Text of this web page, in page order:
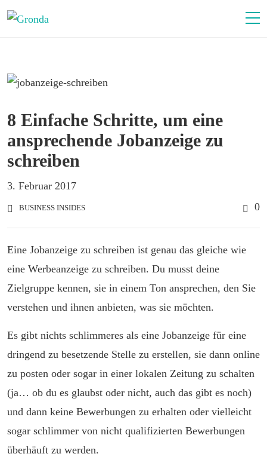
8 Einfache Schritte, um eine
ansprechende Jobanzeige zu
schreiben
3. Februar 2017
BUSINESS INSIDES 0
Eine Jobanzeige zu schreiben ist genau das gleiche wie
eine Werbeanzeige zu schreiben. Du musst deine
Zielgruppe kennen, sie in einem Ton ansprechen, den Sie
verstehen und ihnen anbieten, was sie möchten.
Es gibt nichts schlimmeres als eine Jobanzeige für eine
dringend zu besetzende Stelle zu erstellen, sie dann online
zu posten oder sogar in einer lokalen Zeitung zu schalten
(ja… ob du es glaubst oder nicht, auch das gibt es noch)
und dann keine Bewerbungen zu erhalten oder vielleicht
sogar schlimmer von nicht qualifizierten Bewerbungen
überhäuft zu werden.